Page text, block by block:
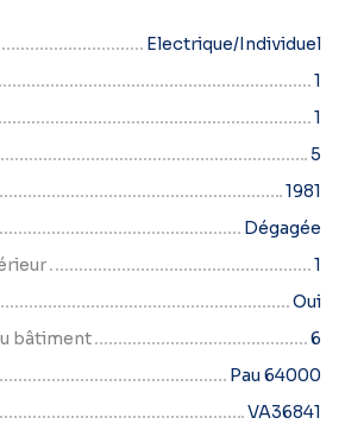
Electrique/Individuel
1
1
5
1981
Dégagée
1
Oui
bâtiment
6
Pau 64000
VA36841